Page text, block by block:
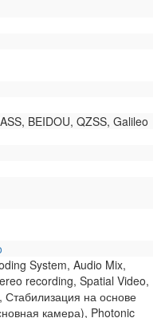
BEIDOU, QZSS, Galileo
System, Audio Mix,
recording, Spatial Video,
на основе
камера), Photonic